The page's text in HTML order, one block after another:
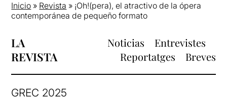
Inicio » Revista » ¡Oh!(pera), el atractivo de la ópera
contemporánea de pequeño formato
LA
REVISTA
Noticias
Entrevistes
Reportatges
Breves
GREC 2025